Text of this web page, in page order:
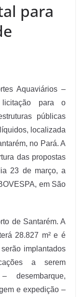
para
Aquaviários –
para o
públicas
localizada
no Pará. A
das propostas
23 de março, a
em São
de Santarém. A
28.827 m² e é
implantados
a serem
desembarque,
e expedição –